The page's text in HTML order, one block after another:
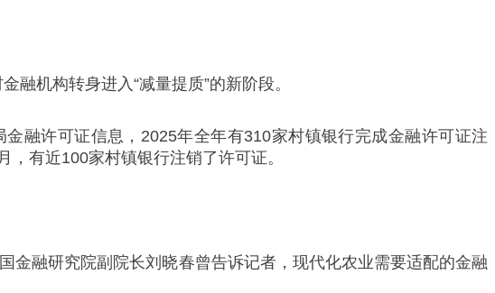
机构转身进入“减量提质”的新阶段。
融许可证信息，2025年全年有310家村镇银行完成金融许可证注
有近100家村镇银行注销了许可证。
金融研究院副院长刘晓春曾告诉记者，现代化农业需要适配的金融